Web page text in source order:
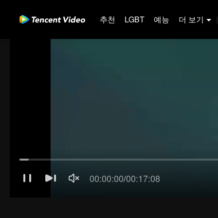
추천 LGBT 예능 더 보기 |